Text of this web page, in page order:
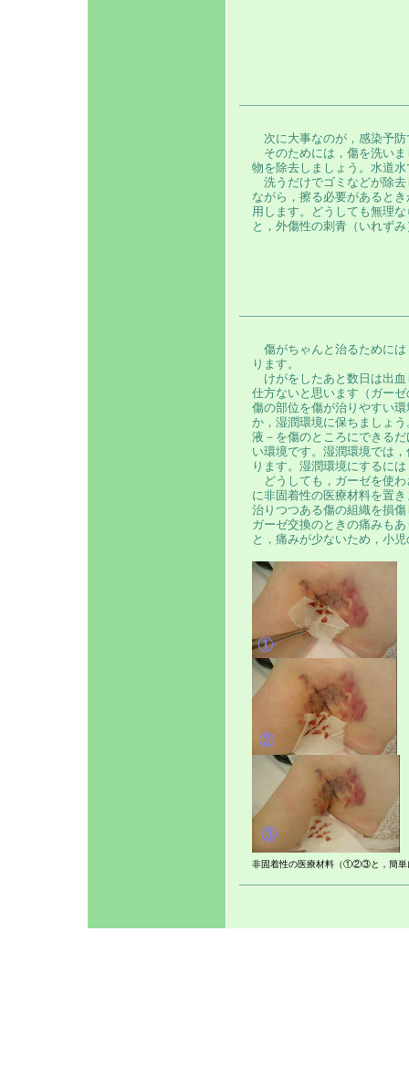
次に大事なのが，感染予防
そのためには，傷を洗いま
物を除去しましょう。水道
洗うだけでゴミなどが除去
ながら，擦る必要があると
用します。どうしても無理
と，外傷性の刺青（いれず
傷がちゃんと治るためには
ります。
けがをしたあと数日は出血
仕方ないと思います（ガー
傷の部位を傷が治りやすい
か，湿潤環境に保ちましょ
液－を傷のところにできる
い環境です。湿潤環境では
ります。湿潤環境にするに
どうしても，ガーゼを使わ
に非固着性の医療材料を置
治りつつある傷の組織を損
ガーゼ交換のときの痛みも
と，痛みが少ないため，小
非固着性の医療材料（①②③と，簡単